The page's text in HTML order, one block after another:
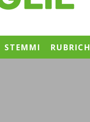
STEMMI